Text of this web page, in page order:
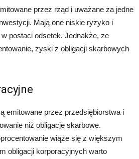
przez rząd i uważane za jedne
Mają one niskie ryzyko i
w postaci odsetek. Jednakże, ze
zyski z obligacji skarbowych
emitowane przez przedsiębiorstwa i
niż obligacje skarbowe.
wiąże się z większym
obligacji korporacyjnych warto